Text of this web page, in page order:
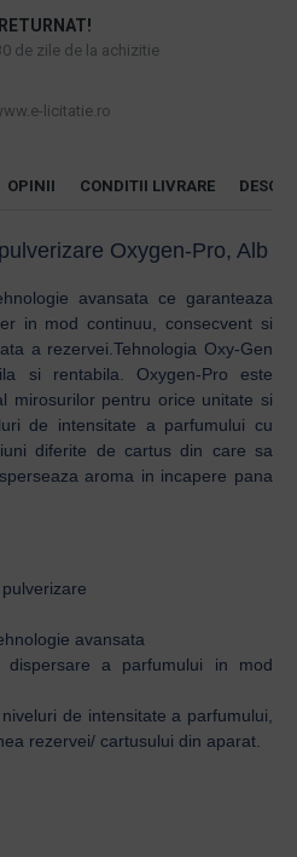
de zile de la achizitie
licitatie.ro
OPINII CONDITII LIVRARE
Oxygen-Pro, Alb
avansata ce garanteaza
in mod continuu, consecvent si
a rezervei.Tehnologia Oxy-Gen
si rentabila. Oxygen-Pro este
mirosurilor pentru orice unitate si
de intensitate a parfumului cu
diferite de cartus din care sa
aroma in incapere pana
avansata
dispersare a parfumului in mod
de intensitate a parfumului,
rezervei/ cartusului din aparat.